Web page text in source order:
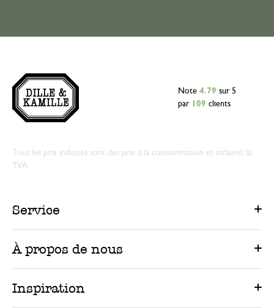
Note 4.79 sur 5
par
109 clients
Tous les prix indiqués sont des prix à la consommation et incluent la
TVA.
Service
À propos de nous
Inspiration